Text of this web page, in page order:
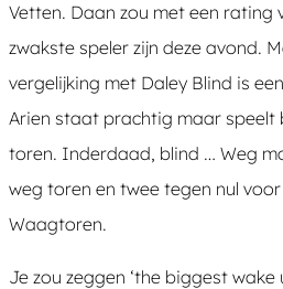
Vetten. Daan zou met een rating
zwakste speler zijn deze avond.
vergelijking met Daley Blind is
Arien staat prachtig maar speelt
toren. Inderdaad, blind … Weg
weg toren en twee tegen nul
Waagtoren.
Je zou zeggen ‘the biggest wake